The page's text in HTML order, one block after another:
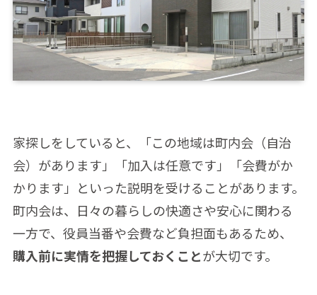
家探しをしていると、「この地域は町内会（自治
会）があります」「加入は任意です」「会費がか
かります」といった説明を受けることがあります。
町内会は、日々の暮らしの快適さや安心に関わる
一方で、役員当番や会費など負担面もあるため、
購入前に実情を把握しておくことが大切です。